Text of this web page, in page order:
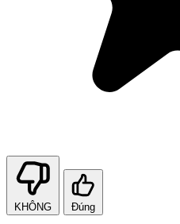
KHÔNG Đúng